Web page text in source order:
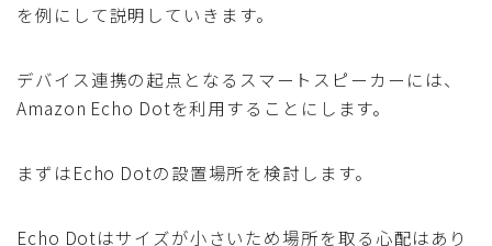
を例にして説明していきます。
デバイス連携の起点となるスマートスピーカーには、
Amazon Echo Dotを利用することにします。
まずはEcho Dotの設置場所を検討します。
Echo Dotはサイズが小さいため場所を取る心配はあり